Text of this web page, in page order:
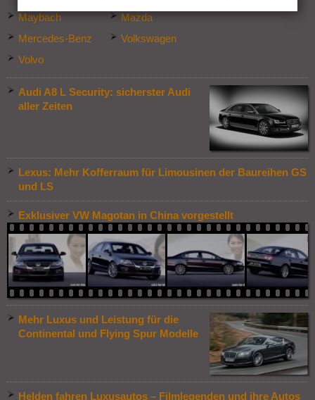
Maybach
Mazda
Mercedes-Benz
Volkswagen
Volvo
Audi A8 L Security: sicherster Audi
aller Zeiten
Lexus: Mehr Kofferraum für Limousinen der Baureihen GS
und LS
Exklusiver VW Magotan in China vorgestellt
Mehr Luxus und Leistung für die
Continental und Flying Spur Modelle
Helden fahren Luxusautos – Filmlegenden und ihre Autos